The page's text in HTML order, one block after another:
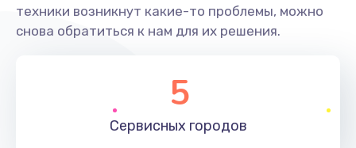
техники возникнут какие-то проблемы, можно
снова обратиться к нам для их решения.
5
Сервисных городов